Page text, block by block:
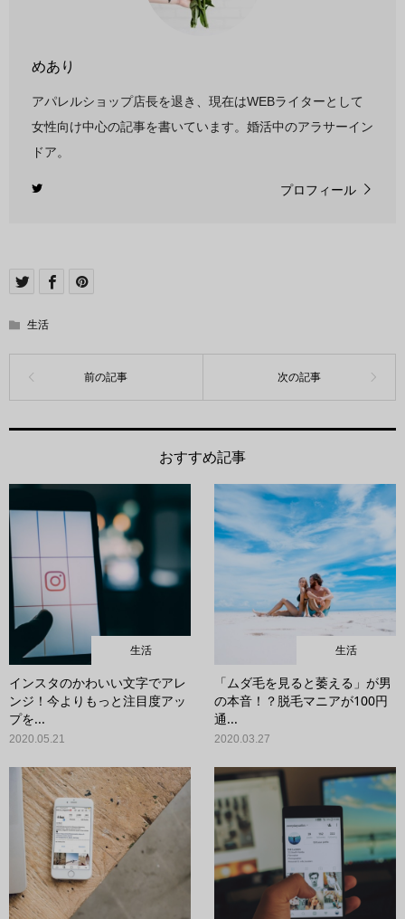
めあり
アパレルショップ店長を退き、現在はWEBライターとして
女性向け中心の記事を書いています。婚活中のアラサーイン
ドア。
プロフィール
生活
おすすめ記事
生活
インスタのかわいい文字でアレ
ンジ！今よりもっと注目度アッ
プを...
2020.05.21
生活
「ムダ毛を見ると萎える」が男
の本音！？脱毛マニアが100円
通...
2020.03.27